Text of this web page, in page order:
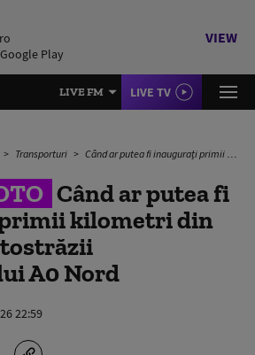
Google Play
VIEW
LIVE FM LIVE TV
Transporturi Când ar putea fi inaugurați primii kilometri din lotul 1 al Autostrăzii Bucureștiului A0 Nord
Când ar putea fi
kilometri din
A0 Nord
22:59